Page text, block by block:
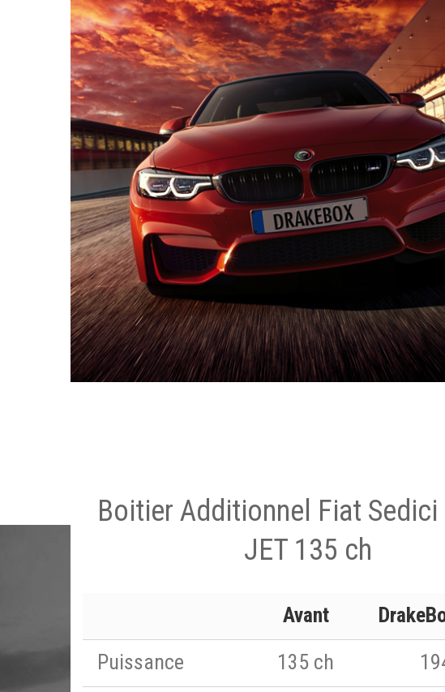
Boitier Additionnel Fiat Sedici
JET 135 ch
Avant
Puissance
135 ch